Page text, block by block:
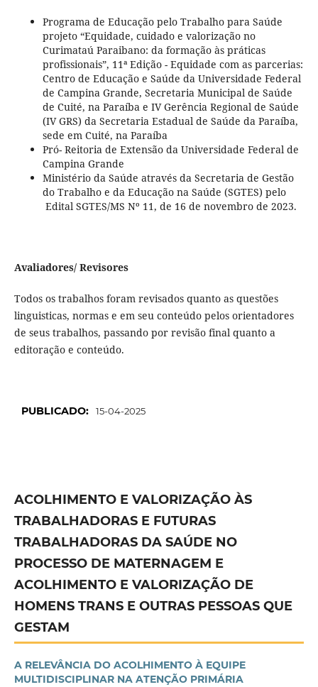
Programa de Educação pelo Trabalho para Saúde
projeto “Equidade, cuidado e valorização no
Curimataú Paraibano: da formação às práticas
profissionais”, 11ª Edição - Equidade com as parcerias:
Centro de Educação e Saúde da Universidade Federal
de Campina Grande, Secretaria Municipal de Saúde
de Cuité, na Paraíba e IV Gerência Regional de Saúde
(IV GRS) da Secretaria Estadual de Saúde da Paraíba,
sede em Cuité, na Paraíba
Pró- Reitoria de Extensão da Universidade Federal de
Campina Grande
Ministério da Saúde através da Secretaria de Gestão
do Trabalho e da Educação na Saúde (SGTES) pelo
Edital SGTES/MS Nº 11, de 16 de novembro de 2023.
Avaliadores/ Revisores
Todos os trabalhos foram revisados quanto as questões
linguisticas, normas e em seu conteúdo pelos orientadores
de seus trabalhos, passando por revisão final quanto a
editoração e conteúdo.
PUBLICADO: 15-04-2025
ACOLHIMENTO E VALORIZAÇÃO ÀS
TRABALHADORAS E FUTURAS
TRABALHADORAS DA SAÚDE NO
PROCESSO DE MATERNAGEM E
ACOLHIMENTO E VALORIZAÇÃO DE
HOMENS TRANS E OUTRAS PESSOAS QUE
GESTAM
A RELEVÂNCIA DO ACOLHIMENTO À EQUIPE
MULTIDISCIPLINAR NA ATENÇÃO PRIMÁRIA